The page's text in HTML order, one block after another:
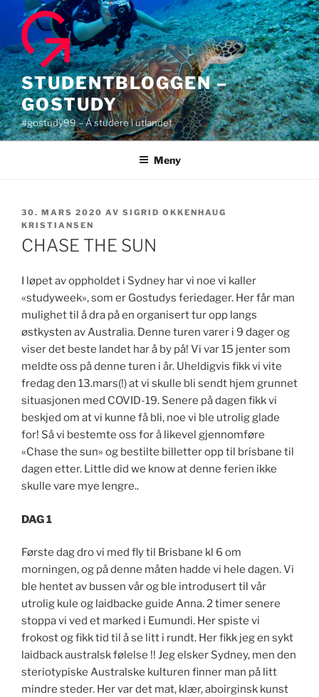
innhold
STUDENTBLOGGEN –
GOSTUDY
#gostudy99 – Å studere i utlandet
Meny
PUBLISERT
30. MARS 2020 AV SIGRID OKKENHAUG
KRISTIANSEN
CHASE THE SUN
I løpet av oppholdet i Sydney har vi noe vi kaller
«studyweek», som er Gostudys feriedager. Her får man
mulighet til å dra på en organisert tur opp langs
østkysten av Australia. Denne turen varer i 9 dager og
viser det beste landet har å by på! Vi var 15 jenter som
meldte oss på denne turen i år. Uheldigvis fikk vi vite
fredag den 13.mars(!) at vi skulle bli sendt hjem grunnet
situasjonen med COVID-19. Senere på dagen fikk vi
beskjed om at vi kunne få bli, noe vi ble utrolig glade
for! Så vi bestemte oss for å likevel gjennomføre
«Chase the sun» og bestilte billetter opp til brisbane til
dagen etter. Little did we know at denne ferien ikke
skulle vare mye lengre..
DAG 1
Første dag dro vi med fly til Brisbane kl 6 om
morningen, og på denne måten hadde vi hele dagen. Vi
ble hentet av bussen vår og ble introdusert til vår
utrolig kule og laidbacke guide Anna. 2 timer senere
stoppa vi ved et marked i Eumundi. Her spiste vi
frokost og fikk tid til å se litt i rundt. Her fikk jeg en sykt
laidback australsk følelse !! Jeg elsker Sydney, men den
steriotypiske Australske kulturen finner man på litt
mindre steder. Her var det mat, klær, aboirginsk kunst